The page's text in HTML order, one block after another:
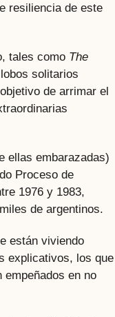
resiliencia de este
tales como The
solitarios
de arrimar el
ellas embarazadas)
Proceso de
1976 y 1983,
de argentinos.
están viviendo
explicativos, los que
en no